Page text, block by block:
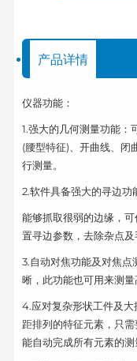
产品详情
仪器功能：
1.强大的几何测量功能：
(腰型特征)、开曲线、闭
行测量。
2.软件具备强大的寻边功
能够抓取很弱的边缘，
置寻边参数，去除杂点
3.自动对焦功能及对焦
晰，此功能也可用来测
4.应对复杂形状工件及
距排列的特征元素，只
能自动完成所有元素的测